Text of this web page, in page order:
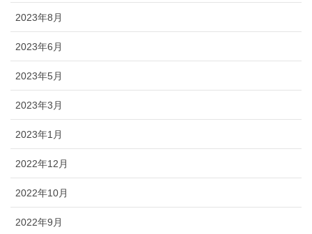
2023年8月
2023年6月
2023年5月
2023年3月
2023年1月
2022年12月
2022年10月
2022年9月